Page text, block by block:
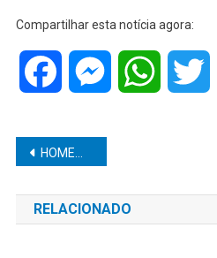
Compartilhar esta notícia agora:
Facebook MessengerWhatsApp
Navegação
de
Post
HOMEM CAI DO TELHADO DURANTE TRABALHO E MORRE E LÁCIO
RELACIONADO